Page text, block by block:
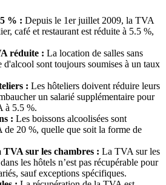
% : Depuis le 1er juillet 2009, la TVA
café et restaurant est réduite à 5.5 %,
réduite : La location de salles sans
d'alcool sont toujours soumises à un taux
: Les hôteliers doivent réduire leurs
un salarié supplémentaire pour
à 5.5 %.
: Les boissons alcoolisées sont
de 20 %, quelle que soit la forme de
sur les chambres : La TVA sur les
les hôtels n’est pas récupérable pour
sauf exceptions spécifiques.